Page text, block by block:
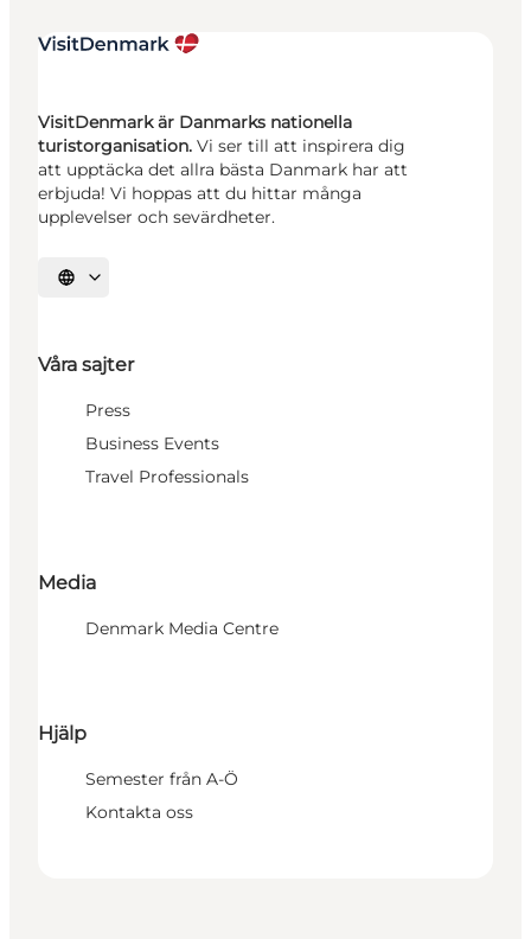
VisitDenmark är Danmarks nationella
turistorganisation. Vi ser till att inspirera dig
att upptäcka det allra bästa Danmark har att
erbjuda! Vi hoppas att du hittar många
upplevelser och sevärdheter.
Välj språk
Våra sajter
Press
Business Events
Travel Professionals
Media
Denmark Media Centre
Hjälp
Semester från A-Ö
Kontakta oss